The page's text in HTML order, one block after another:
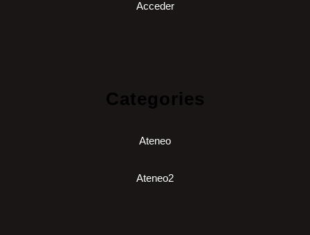
Acceder
Categories
Ateneo
Ateneo2